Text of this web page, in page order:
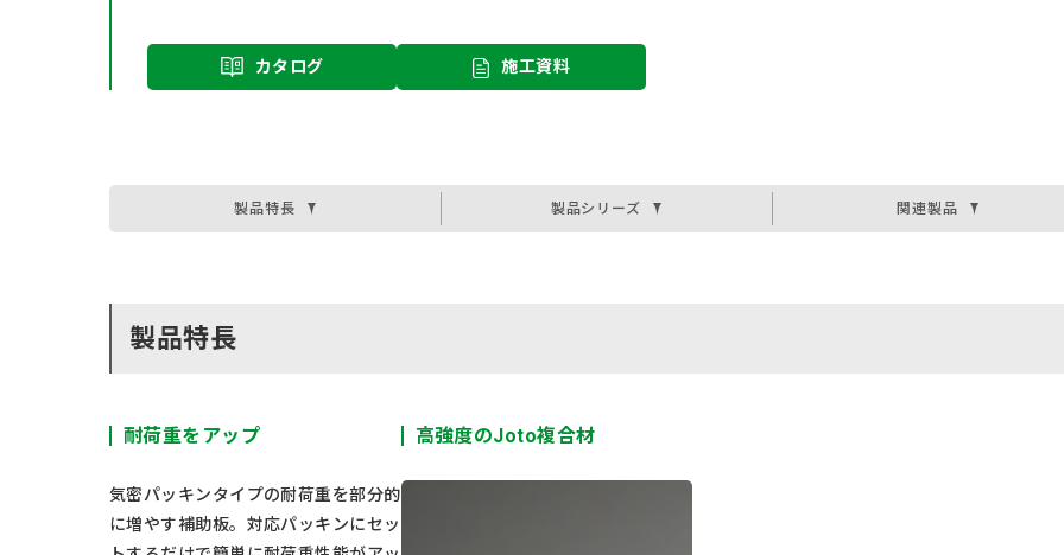
カタログ 施工資料
製品特長 製品シリーズ 関連製品
製品特長
耐荷重をアップ
気密パッキンタイプの耐荷重を部分的
に増やす補助板。対応パッキンにセッ
高強度のJoto複合材